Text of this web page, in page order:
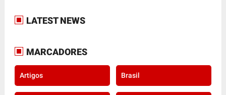
LATEST NEWS
MARCADORES
Artigos Brasil